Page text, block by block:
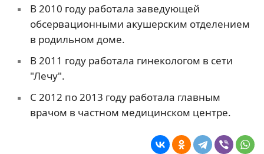
В 2010 году работала заведующей
обсервационными акушерским отделением
в родильном доме.
В 2011 году работала гинекологом в сети
"Лечу".
С 2012 по 2013 году работала главным
врачом в частном медицинском центре.